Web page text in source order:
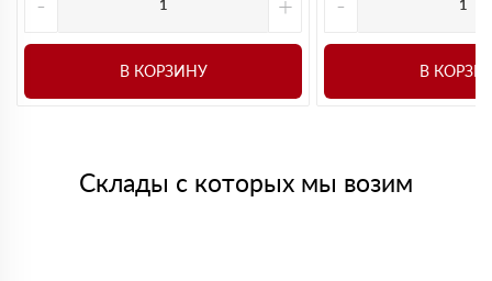
В КОРЗИНУ В
Склады с которых мы возим